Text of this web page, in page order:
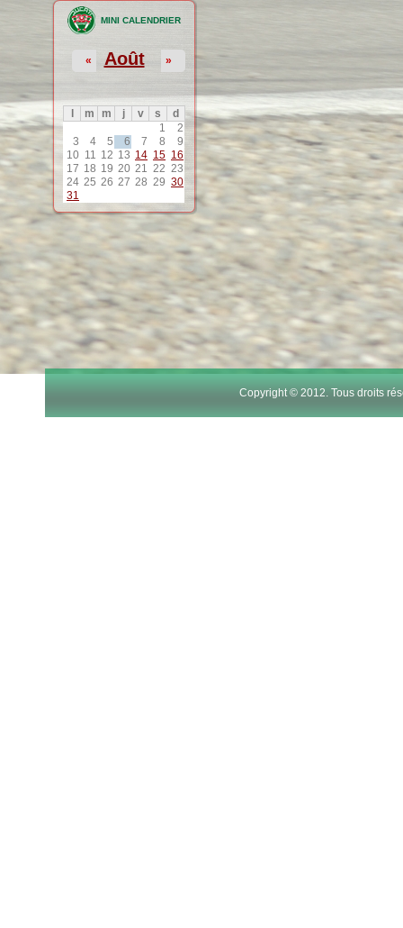
MINI CALENDRIER
Août
« »
m m j v s
d
1
2
3
4 5 6 7 8
9
10 11 12 13 14 15 16
17 18 19 20 21 22 23
24 25 26 27 28 29 30
31
Copyright © 2012. Tous droits